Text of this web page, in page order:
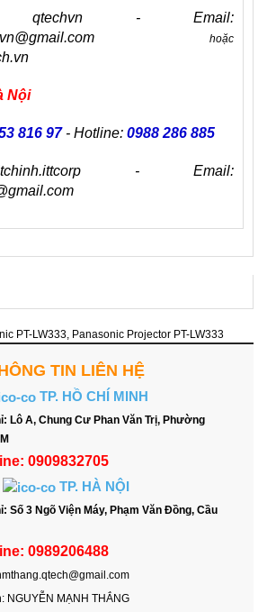
qtechvn - Email:
hoặc
Nội
816 97- Hotline: 0988 286 885
- Email:
PT-LW333 Panasonic Projector PT-LW333
TIN LIÊN HỆ
TP. HỒ CHÍ MINH
Lô A, Chung Cư Phan Văn Trị, Phường
0909832705
TP. HÀ NỘI
Số 3 Ngõ Viện Máy, Phạm Văn Đồng, Cầu
0989206488
NGUYỄN MẠNH THẮNG